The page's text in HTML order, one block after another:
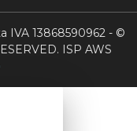
IVA 13868590962 - ©
ISP AWS